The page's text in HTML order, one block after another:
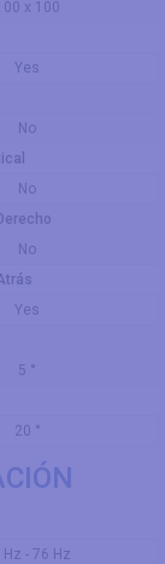
x 100
Yes
No
No
No
Yes
5 °
20 °
Hz - 76 Hz